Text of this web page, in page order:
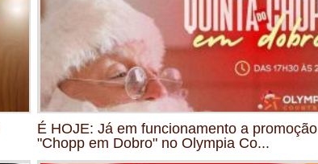
É HOJE: Já em funcionamento a promoção
"Chopp em Dobro" no Olympia Co...